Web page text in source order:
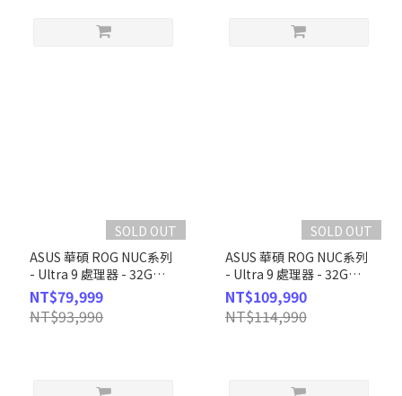
SOLD OUT
ASUS 華碩 ROG NUC系列
- Ultra 9 處理器 - 32G記
憶體 / 1TB SSD /
RTX5070Ti顯卡 / Win11
(RNUC15JNK9X389A9)
NT$79,999
NT$93,990
SOLD OUT
ASUS 華碩 ROG NUC系列
- Ultra 9 處理器 - 32G記
憶體 / 2TB SSD /
RTX5080顯卡 / Win11
(RNUC15JNK9X28AA9)
NT$109,990
NT$114,990